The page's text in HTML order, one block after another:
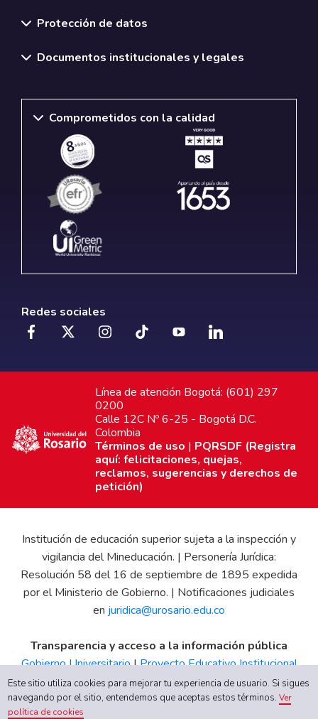
Protección de datos
Documentos institucionales y legales
Comprometidos con la calidad
Redes sociales
Línea de atención Bogotá: (601) 297
0200
Calle 12C Nº 6-25 - Bogotá D.C.
Colombia
Términos de uso | PQRSDF (Registra
aquí: felicitaciones, quejas,
reclamos, sugerencias y derechos de
petición)
Institución de educación superior sujeta a la inspección y
vigilancia del Mineducación. | Personería Jurídica:
Resolución 58 del 16 de septiembre de 1895 expedida
por el Ministerio de Gobierno. | Notificaciones judiciales
en juridica@urosario.edu.co
Transparencia y acceso a la información pública
Gobierno Universitario|Proyecto Educativo Institucional
|Informe de Gestión|Boletín Estadístico|Régimen
Tributario|Estados Financieros|Código de Ética|Canal
Este sitio utiliza cookies para mejorar tu experiencia de usuario. Si sigues
navegando por el sitio, entendemos que aceptas estos términos.Ver
política de cookies